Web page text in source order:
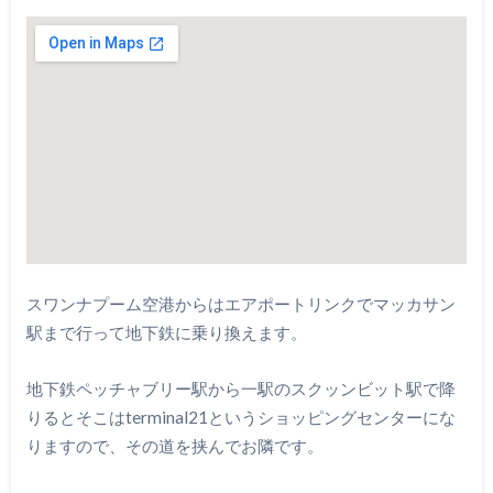
スワンナプーム空港からはエアポートリンクでマッカサン
駅まで行って地下鉄に乗り換えます。
地下鉄ペッチャブリー駅から一駅のスクッンビット駅で降
りるとそこはterminal21というショッピングセンターにな
りますので、その道を挟んでお隣です。